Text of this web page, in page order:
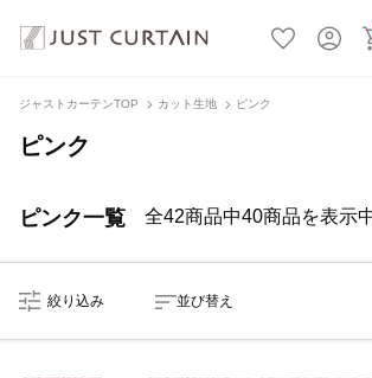
ジャストカーテンTOP カット生地 ピンク
ピンク
ピンク一覧 全42商品中40商品を表示
絞り込み 並び替え